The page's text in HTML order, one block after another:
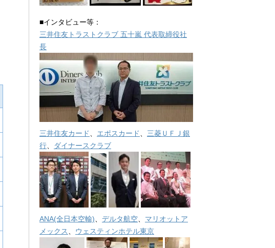
■インタビュー等：
三井住友トラストクラブ 五十嵐 代表取締役社
長
三井住友カード エポスカード
三菱ＵＦＪ銀
行
ダイナースクラブ
ANA(全日本空輸) デルタ航空
マリオットア
メックス
ウェスティンホテル東京